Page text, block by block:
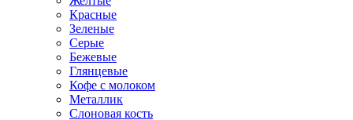
Красные
Зеленые
Серые
Бежевые
Глянцевые
Кофе с молоком
Металлик
Слоновая кость